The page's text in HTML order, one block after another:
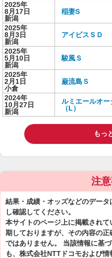
2025年
8月17日
新潟
稲妻S
2025年
8月3日
新潟
アイビスＳＤ
2025年
5月10日
新潟
駿風Ｓ
2025年
2月1日
小倉
巌流島Ｓ
2024年
10月27日
新潟
ルミエールオー
（L）
もっ
注
結果・成績・オッズなどのデー
し確認してください。
本サイトのページ上に掲載され
期しておりますが、その内容の
ではありません。 当該情報に基
も、株式会社NTTドコモおよび